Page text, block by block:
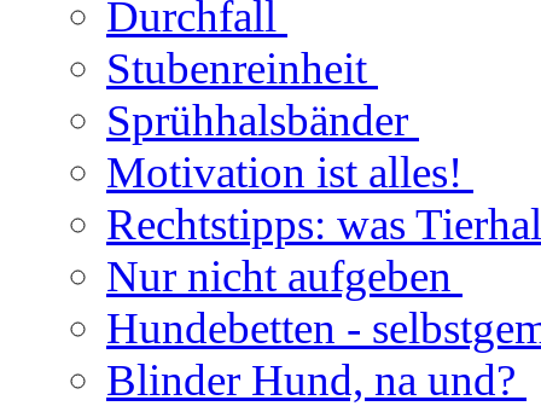
Durchfall
Stubenreinheit
Sprühhalsbänder
Motivation ist alles!
Rechtstipps: was
Nur nicht aufgeben
Hundebetten -
Blinder Hund, na und?